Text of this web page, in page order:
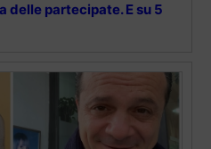
delle partecipate. E su 5